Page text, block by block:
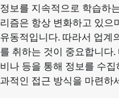
정보를 지속적으로 학습하
리즘은 항상 변화하고 있으
유동적입니다. 따라서 업계
를 취하는 것이 중요합니다.
비나 등을 통해 정보를 수
과적인 접근 방식을 마련하